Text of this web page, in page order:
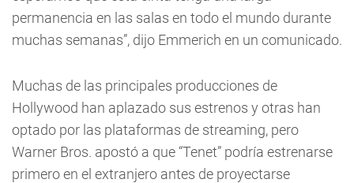
permanencia en las salas en todo el mundo durante
muchas semanas”, dijo Emmerich en un comunicado.
Muchas de las principales producciones de
Hollywood han aplazado sus estrenos y otras han
optado por las plataformas de streaming, pero
Warner Bros. apostó a que “Tenet” podría estrenarse
primero en el extranjero antes de proyectarse